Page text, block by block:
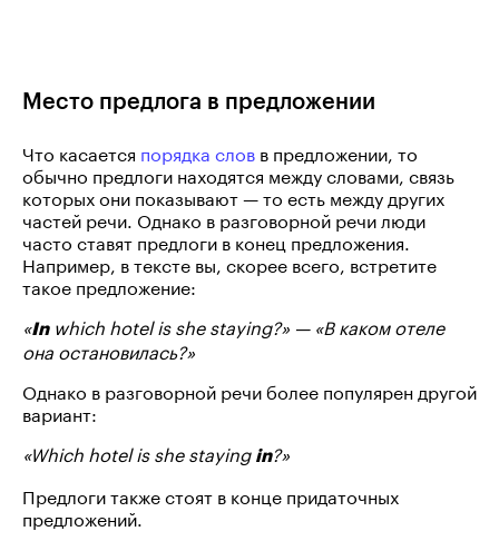
Место предлога в предложении
Что касается порядка слов в предложении, то
обычно предлоги находятся между словами, связь
которых они показывают — то есть между других
частей речи. Однако в разговорной речи люди
часто ставят предлоги в конец предложения.
Например, в тексте вы, скорее всего, встретите
такое предложение:
«Inwhich hotel is she staying?» — «В каком отеле
она остановилась?»
Однако в разговорной речи более популярен другой
вариант:
«Which hotel is she staying in?»
Предлоги также стоят в конце придаточных
предложений.